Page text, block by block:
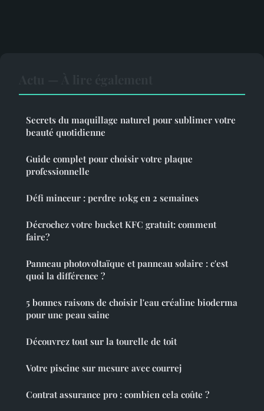
Secrets du maquillage naturel pour sublimer votre
beauté quotidienne
Guide complet pour choisir votre plaque
professionnelle
Défi minceur : perdre 10kg en 2 semaines
Décrochez votre bucket KFC gratuit: comment
faire?
Panneau photovoltaïque et panneau solaire : c'est
quoi la différence ?
5 bonnes raisons de choisir l'eau créaline bioderma
pour une peau saine
Découvrez tout sur la tourelle de toit
Votre piscine sur mesure avec courrej
Contrat assurance pro : combien cela coûte ?